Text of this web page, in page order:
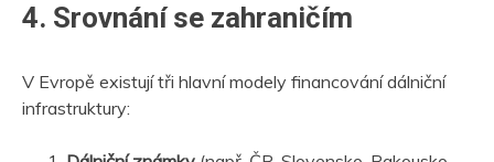
4. Srovnání se zahraničím
V Evropě existují tři hlavní modely financování dálniční
infrastruktury: